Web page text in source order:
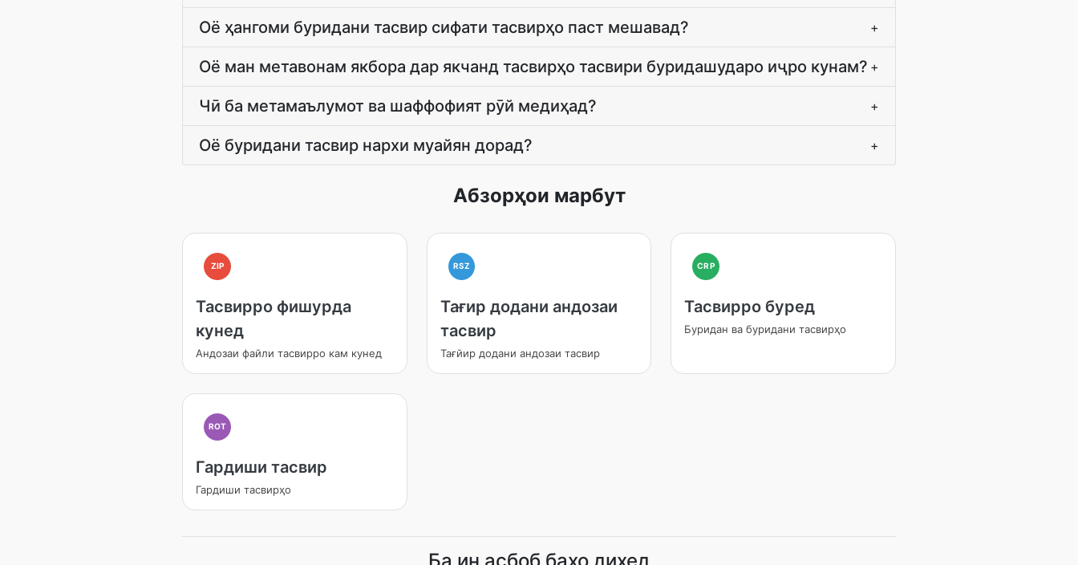
Оё ҳангоми буридани тасвир сифати тасвирҳо паст мешавад? +
Оё ман метавонам якбора дар якчанд тасвирҳо тасвири буридашударо иҷро кунам? +
Чӣ ба метамаълумот ва шаффофият рӯй медиҳад? +
Оё буридани тасвир нархи муайян дорад? +
Абзорҳои марбут
ZIP
Тасвирро фишурда
кунед
Андозаи файли тасвирро кам кунед
RSZ
Тағир додани андозаи
тасвир
Тағйир додани андозаи тасвир
CRP
Тасвирро буред
Буридан ва буридани тасвирҳо
ROT
Гардиши тасвир
Гардиши тасвирҳо